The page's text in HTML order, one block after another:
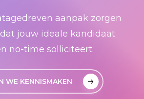
aanpak zorgen
jouw ideale kandidaat
no-time solliciteert.
WE KENNISMAKEN